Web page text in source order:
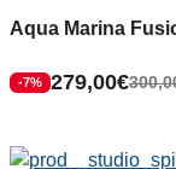
Aqua Marina
-7% 279,00€